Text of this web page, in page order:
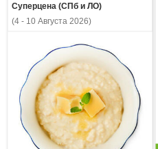
Суперцена (СПб и ЛО)
(4 - 10 Августа 2026)